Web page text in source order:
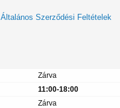
Általános Szerződési Feltételek
Zárva
11:00-18:00
Zárva